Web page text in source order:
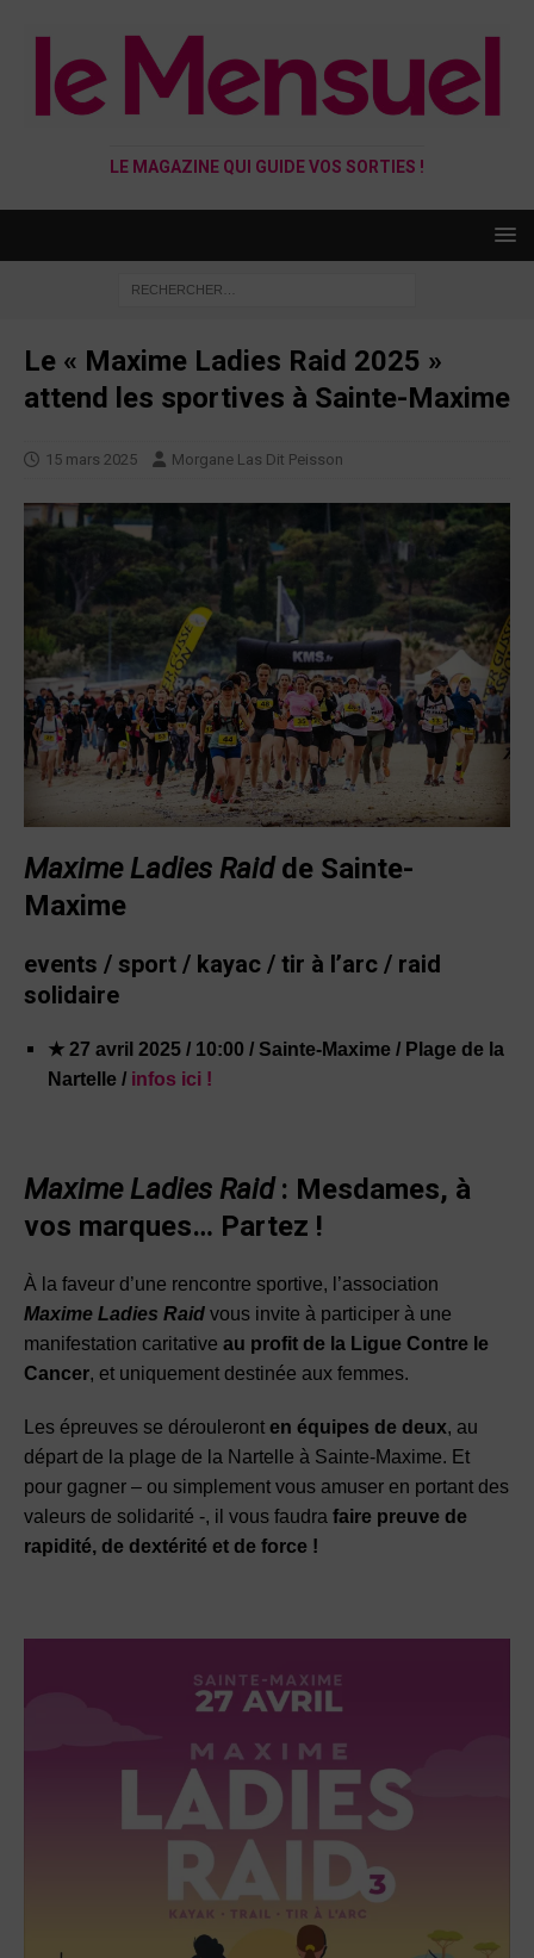
LE MAGAZINE QUI GUIDE VOS SORTIES !
Le « Maxime Ladies Raid 2025 »
attend les sportives à Sainte-Maxime
15 mars 2025 Morgane Las Dit Peisson
Maxime Ladies Raidde Sainte-
Maxime
events / sport / kayac / tir à l’arc / raid
solidaire
★ 27 avril 2025 / 10:00 / Sainte-Maxime / Plage de la
Nartelle / infos ici !
Maxime Ladies Raid: Mesdames, à
vos marques… Partez !
À la faveur d’une rencontre sportive, l’association
Maxime Ladies Raid vous invite à participer à une
manifestation caritative au profit de la Ligue Contre le
Cancer, et uniquement destinée aux femmes.
Les épreuves se dérouleront en équipes de deux, au
départ de la plage de la Nartelle à Sainte-Maxime. Et
pour gagner – ou simplement vous amuser en portant des
valeurs de solidarité -, il vous faudra faire preuve de
rapidité, de dextérité et de force !